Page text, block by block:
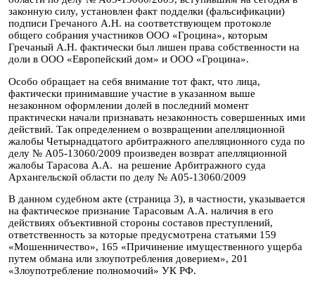
законную силу, установлен факт подделки (фальсификации)
подписи Гречаного А.Н. на соответствующем протоколе
общего собрания участников ООО «Гроцина», которым
Гречаный А.Н. фактически был лишен права собственности на
доли в ООО «Европейский дом» и ООО «Гроцина».
Особо обращает на себя внимание тот факт, что лица,
фактически принимавшие участие в указанном выше
незаконном оформлении долей в последний момент
практически начали признавать незаконность совершенных ими
действий. Так определением о возвращении апелляционной
жалобы Четырнадцатого арбитражного апелляционного суда по
делу № А05-13060/2009 произведен возврат апелляционной
жалобы Тарасова А.А. на решение Арбитражного суда
Архангельской области по делу № А05-13060/2009
В данном судебном акте (страница 3), в частности, указывается
на фактическое признание Тарасовым А.А. наличия в его
действиях объективной стороны составов преступлений,
ответственность за которые предусмотрена статьями 159
«Мошенничество», 165 «Причинение имущественного ущерба
путем обмана или злоупотребления доверием», 201
«Злоупотребление полномочий» УК РФ.